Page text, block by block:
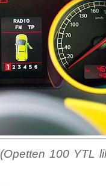
(Opetten 100 YTL